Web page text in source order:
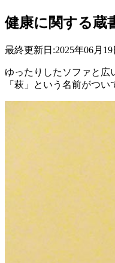
健康に関する蔵
最終更新日:2025年06月
ゆったりしたソファと広
「萩」という名前がつい